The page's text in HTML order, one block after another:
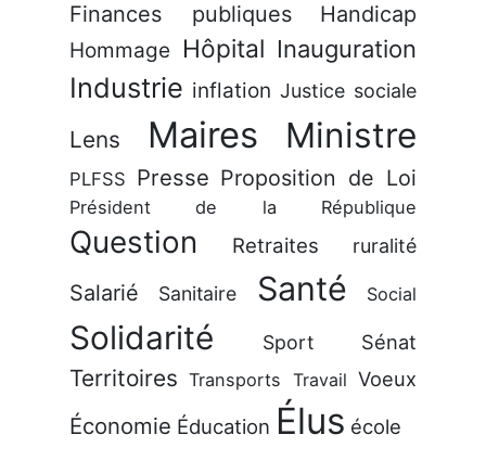
Finances publiques Handicap
Hommage Hôpital Inauguration
Industrie inflation Justice sociale
Lens Maires Ministre
PLFSS Presse Proposition de Loi
Président de la République
Question Retraites ruralité
Salarié Sanitaire Santé Social
Solidarité Sport Sénat
Territoires Transports Travail Voeux
Économie Éducation Élus école